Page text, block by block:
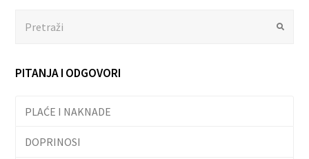
Submit
PITANJA I ODGOVORI
PLAĆE I NAKNADE
DOPRINOSI